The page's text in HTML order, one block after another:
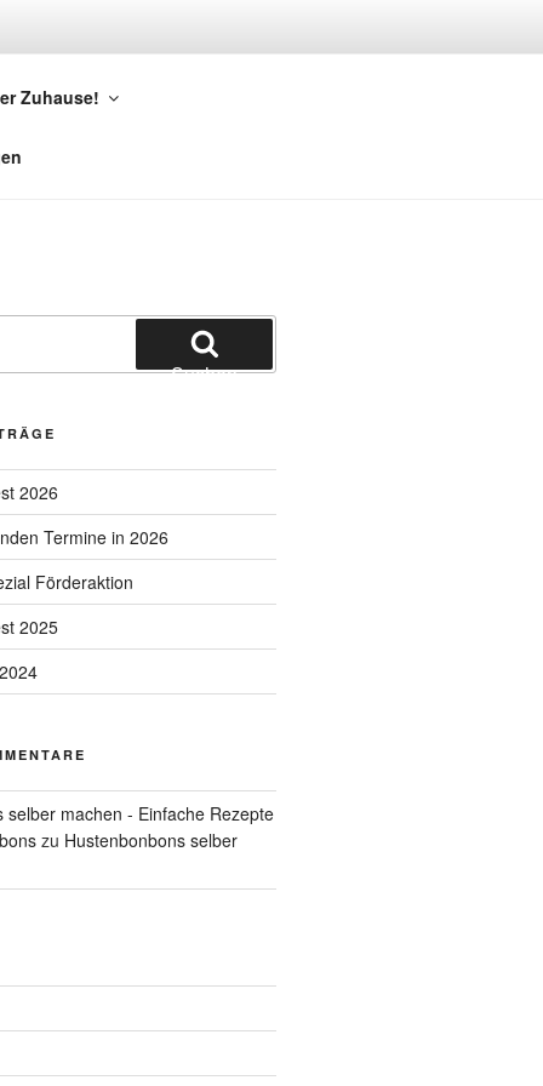
Zuhause!
Suchen
2026
Termine in 2026
Förderaktion
2025
selber machen - Einfache Rezepte
zu Hustenbonbons selber